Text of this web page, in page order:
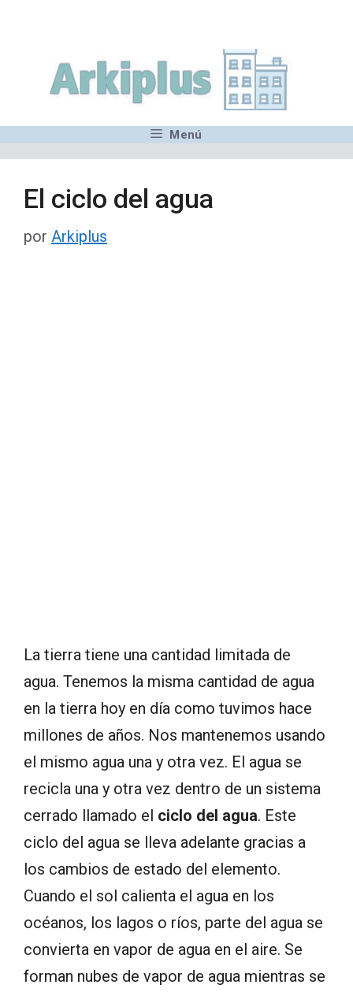
contenido
Menú
El ciclo del agua
por Arkiplus
La tierra tiene una cantidad limitada de
agua. Tenemos la misma cantidad de agua
en la tierra hoy en día como tuvimos hace
millones de años. Nos mantenemos usando
el mismo agua una y otra vez. El agua se
recicla una y otra vez dentro de un sistema
cerrado llamado el ciclo del agua. Este
ciclo del agua se lleva adelante gracias a
los cambios de estado del elemento.
Cuando el sol calienta el agua en los
océanos, los lagos o ríos, parte del agua se
convierta en vapor de agua en el aire. Se
forman nubes de vapor de agua mientras se